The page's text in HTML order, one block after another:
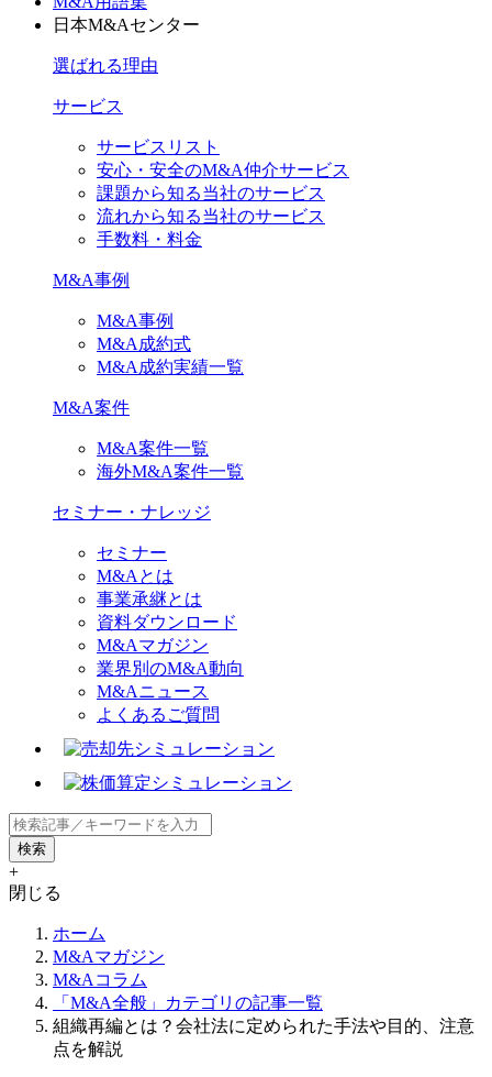
日本M&Aセンター
選ばれる理由
サービス
サービスリスト
安心・安全のM&A仲介サービス
課題から知る当社のサービス
流れから知る当社のサービス
手数料・料金
M&A事例
M&A事例
M&A成約式
M&A成約実績一覧
M&A案件
M&A案件一覧
海外M&A案件一覧
セミナー・ナレッジ
セミナー
M&Aとは
事業承継とは
資料ダウンロード
M&Aマガジン
業界別のM&A動向
M&Aニュース
よくあるご質問
+
閉じる
ホーム
M&Aマガジン
M&Aコラム
「M&A全般」カテゴリの記事一覧
組織再編とは？会社法に定められた手法や目的、注意
点を解説